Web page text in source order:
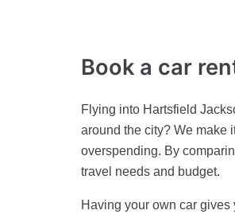
Book a car
Flying into Hartsfield
around the city? We make
overspending. By
travel needs and budget.
Having your own car